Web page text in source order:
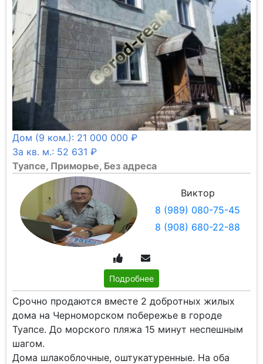
Дом (9 ком.): 21 000 000 ₽
За кв. м.: 52 631 ₽
Туапсе, Приморье, Без адреса
Виктор
8 (989) 080-75-45
8 (908) 680-22-88
Подробнее
Срочно продаются вместе 2 добротных жилых
дома на Черноморском побережье в городе
Туапсе. До морского пляжа 15 минут неспешным
шагом.
Дома шлакоблочные, оштукатуренные. На оба